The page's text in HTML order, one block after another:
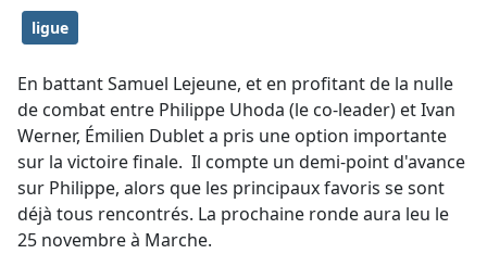
ligue
En battant Samuel Lejeune, et en profitant de la nulle
de combat entre Philippe Uhoda (le co-leader) et Ivan
Werner, Émilien Dublet a pris une option importante
sur la victoire finale. Il compte un demi-point d'avance
sur Philippe, alors que les principaux favoris se sont
déjà tous rencontrés. La prochaine ronde aura leu le
25 novembre à Marche.